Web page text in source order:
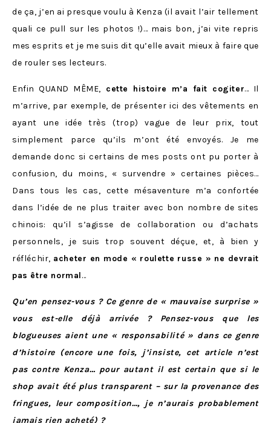
de ça, j’en ai presque voulu à Kenza (il avait l’air tellement
quali ce pull sur les photos !)… mais bon, j’ai vite repris
mes esprits et je me suis dit qu’elle avait mieux à faire que
de rouler ses lecteurs.
Enfin QUAND MÊME, cette histoire m’a fait cogiter… Il
m’arrive, par exemple, de présenter ici des vêtements en
ayant une idée très (trop) vague de leur prix, tout
simplement parce qu’ils m’ont été envoyés. Je me
demande donc si certains de mes posts ont pu porter à
confusion, du moins, « survendre » certaines pièces…
Dans tous les cas, cette mésaventure m’a confortée
dans l’idée de ne plus traiter avec bon nombre de sites
chinois: qu’il s’agisse de collaboration ou d’achats
personnels, je suis trop souvent déçue, et, à bien y
réfléchir, acheter en mode « roulette russe » ne devrait
pas être normal…
Qu’en pensez-vous ? Ce genre de « mauvaise surprise »
vous est-elle déjà arrivée ? Pensez-vous que les
blogueuses aient une « responsabilité » dans ce genre
d’histoire (encore une fois, j’insiste, cet article n’est
pas contre Kenza… pour autant il est certain que si le
shop avait été plus transparent – sur la provenance des
fringues, leur composition…, je n’aurais probablement
jamais rien acheté) ?